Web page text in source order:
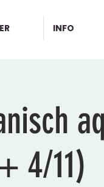
INFO
4/11)